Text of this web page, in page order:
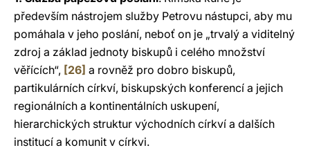
především nástrojem služby Petrovu nástupci, aby mu
pomáhala v jeho poslání, neboť on je „trvalý a viditelný
zdroj a základ jednoty biskupů i celého množství
věřících“, [26] a rovněž pro dobro biskupů,
partikulárních církví, biskupských konferencí a jejich
regionálních a kontinentálních uskupení,
hierarchických struktur východních církví a dalších
institucí a komunit v církvi.